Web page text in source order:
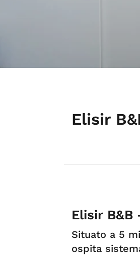
Elisir
Elisir B&B
Situato a 5
ospita